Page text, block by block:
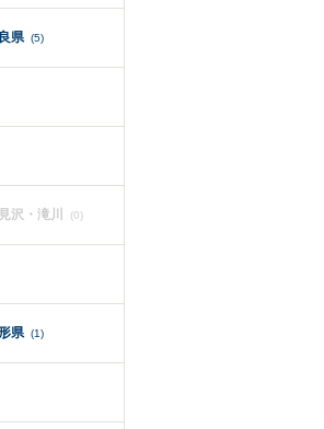
県 (5)
沢・滝川 (0)
県 (1)